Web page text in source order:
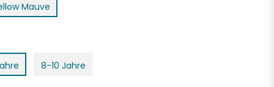
Mauve
8-10 Jahre